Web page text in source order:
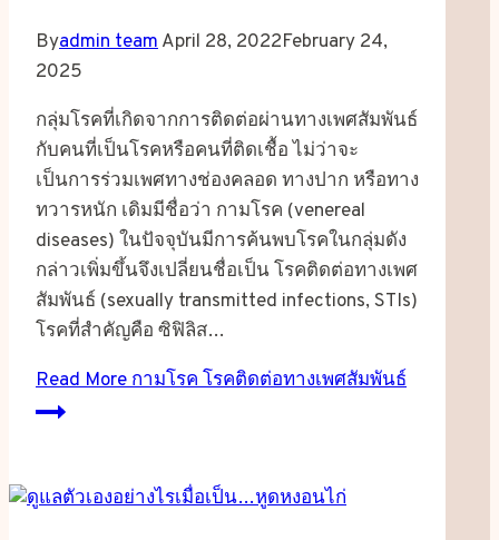
Byadmin teamApril 28, 2022February 24,
2025
กลุ่มโรคที่เกิดจากการติดต่อผ่านทางเพศสัมพันธ์
กับคนที่เป็นโรคหรือคนที่ติดเชื้อ ไม่ว่าจะ
เป็นการร่วมเพศทางช่องคลอด ทางปาก หรือทาง
ทวารหนัก เดิมมีชื่อว่า กามโรค (venereal
diseases) ในปัจจุบันมีการค้นพบโรคในกลุ่มดัง
กล่าวเพิ่มขึ้นจึงเปลี่ยนชื่อเป็น โรคติดต่อทางเพศ
สัมพันธ์ (sexually transmitted infections, STIs)
โรคที่สำคัญคือ ซิฟิลิส…
Read Moreกามโรค โรคติดต่อทางเพศสัมพันธ์